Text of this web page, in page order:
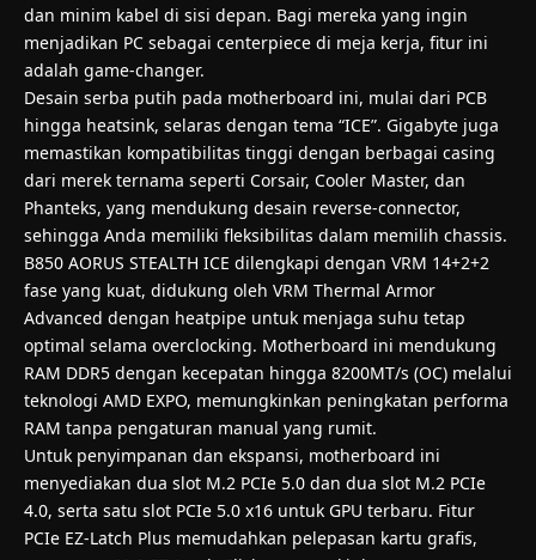
dan minim kabel di sisi depan. Bagi mereka yang ingin
menjadikan PC sebagai centerpiece di meja kerja, fitur ini
adalah game-changer.
Desain serba putih pada motherboard ini, mulai dari PCB
hingga heatsink, selaras dengan tema “ICE”. Gigabyte juga
memastikan kompatibilitas tinggi dengan berbagai casing
dari merek ternama seperti Corsair, Cooler Master, dan
Phanteks, yang mendukung desain reverse-connector,
sehingga Anda memiliki fleksibilitas dalam memilih chassis.
B850 AORUS STEALTH ICE dilengkapi dengan VRM 14+2+2
fase yang kuat, didukung oleh VRM Thermal Armor
Advanced dengan heatpipe untuk menjaga suhu tetap
optimal selama overclocking. Motherboard ini mendukung
RAM DDR5 dengan kecepatan hingga 8200MT/s (OC) melalui
teknologi AMD EXPO, memungkinkan peningkatan performa
RAM tanpa pengaturan manual yang rumit.
Untuk penyimpanan dan ekspansi, motherboard ini
menyediakan dua slot M.2 PCIe 5.0 dan dua slot M.2 PCIe
4.0, serta satu slot PCIe 5.0 x16 untuk GPU terbaru. Fitur
PCIe EZ-Latch Plus memudahkan pelepasan kartu grafis,